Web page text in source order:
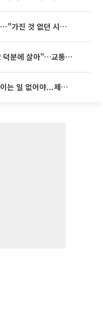
임영웅, 어느덧 데뷔 10주년⋯"가진 것 없던 시절, 내 앞엔 20명의 팬뿐"
'굿 윌 헌팅' 배우 "기아 EV2 덕분에 살아"…교통사고 후 안전성 극찬
李대통령 “청년이 결혼 망설이는 일 없어야...제도상 불이익 조사”